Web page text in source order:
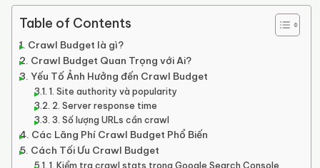
Table of Contents
Crawl Budget là gì?
Crawl Budget Quan Trọng với Ai?
Yếu Tố Ảnh Hưởng đến Crawl Budget
1. Site authority và popularity
2. Server response time
3. Số lượng URLs cần crawl
Các Lãng Phí Crawl Budget Phổ Biến
Cách Tối Ưu Crawl Budget
1. Kiểm tra crawl stats trong Google Search Console